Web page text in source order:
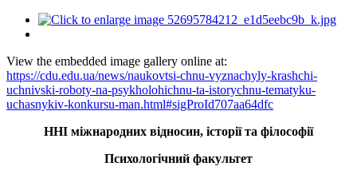
View the embedded image gallery online at:
https://cdu.edu.ua/news/naukovtsi-chnu-vyznachyly-krashchi-
uchnivski-roboty-na-psykholohichnu-ta-istorychnu-tematyku-
uchasnykiv-konkursu-man.html#sigProId707aa64dfc
ННІ міжнародних відносин, історії та філософії
Психологічний факультет